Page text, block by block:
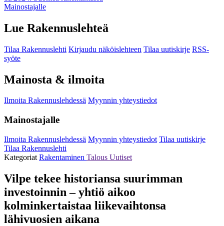
Mainostajalle
Lue Rakennuslehteä
Tilaa Rakennuslehti Kirjaudu näköislehteen Tilaa uutiskirje RSS-
syöte
Mainosta & ilmoita
Ilmoita Rakennuslehdessä Myynnin yhteystiedot
Mainostajalle
Ilmoita Rakennuslehdessä Myynnin yhteystiedot Tilaa uutiskirje
Tilaa Rakennuslehti
Kategoriat Rakentaminen Talous Uutiset
Vilpe tekee historiansa suurimman
investoinnin – yhtiö aikoo
kolminkertaistaa liikevaihtonsa
lähivuosien aikana